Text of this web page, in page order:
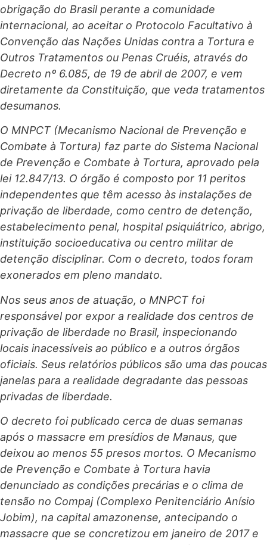
obrigação do Brasil perante a comunidade
internacional, ao aceitar o Protocolo Facultativo à
Convenção das Nações Unidas contra a Tortura e
Outros Tratamentos ou Penas Cruéis, através do
Decreto nº 6.085, de 19 de abril de 2007, e vem
diretamente da Constituição, que veda tratamentos
desumanos.
O MNPCT (Mecanismo Nacional de Prevenção e
Combate à Tortura) faz parte do Sistema Nacional
de Prevenção e Combate à Tortura, aprovado pela
lei 12.847/13. O órgão é composto por 11 peritos
independentes que têm acesso às instalações de
privação de liberdade, como centro de detenção,
estabelecimento penal, hospital psiquiátrico, abrigo,
instituição socioeducativa ou centro militar de
detenção disciplinar. Com o decreto, todos foram
exonerados em pleno mandato.
Nos seus anos de atuação, o MNPCT foi
responsável por expor a realidade dos centros de
privação de liberdade no Brasil, inspecionando
locais inacessíveis ao público e a outros órgãos
oficiais. Seus relatórios públicos são uma das poucas
janelas para a realidade degradante das pessoas
privadas de liberdade.
O decreto foi publicado cerca de duas semanas
após o massacre em presídios de Manaus, que
deixou ao menos 55 presos mortos. O Mecanismo
de Prevenção e Combate à Tortura havia
denunciado as condições precárias e o clima de
tensão no Compaj (Complexo Penitenciário Anísio
Jobim), na capital amazonense, antecipando o
massacre que se concretizou em janeiro de 2017 e